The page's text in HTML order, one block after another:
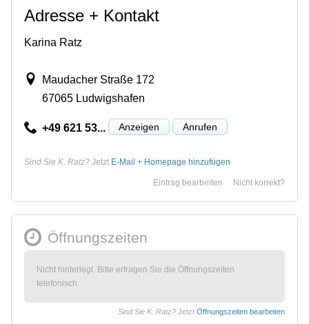
Adresse + Kontakt
Karina Ratz
Maudacher Straße 172
67065 Ludwigshafen
+49 621 53... Anzeigen Anrufen
Sind Sie K. Ratz? Jetzt E-Mail + Homepage hinzufügen
Nicht korrekt?
Eintrag bearbeiten
Öffnungszeiten
Nicht hinterlegt. Bitte erfragen Sie die Öffnungszeiten
telefonisch.
Sind Sie K. Ratz? Jetzt Öffnungszeiten bearbeiten